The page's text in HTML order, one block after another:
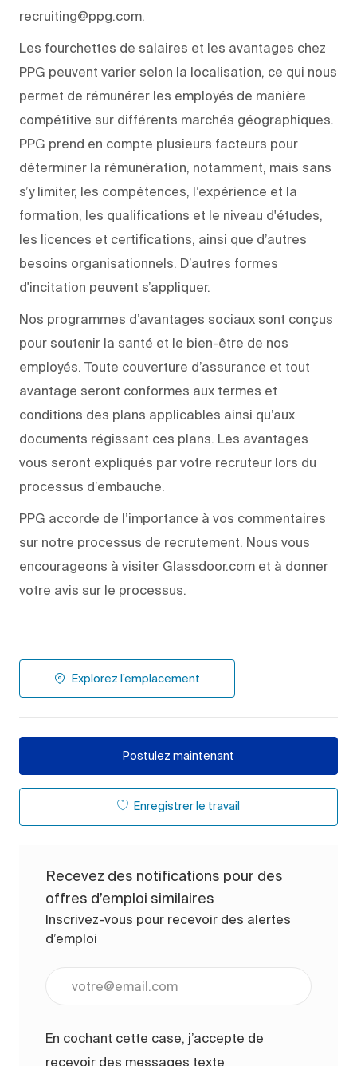
recruiting@ppg.com.
Les fourchettes de salaires et les avantages chez
PPG peuvent varier selon la localisation, ce qui nous
permet de rémunérer les employés de manière
compétitive sur différents marchés géographiques.
PPG prend en compte plusieurs facteurs pour
déterminer la rémunération, notamment, mais sans
s’y limiter, les compétences, l’expérience et la
formation, les qualifications et le niveau d'études,
les licences et certifications, ainsi que d’autres
besoins organisationnels. D’autres formes
d'incitation peuvent s’appliquer.
Nos programmes d’avantages sociaux sont conçus
pour soutenir la santé et le bien-être de nos
employés. Toute couverture d’assurance et tout
avantage seront conformes aux termes et
conditions des plans applicables ainsi qu’aux
documents régissant ces plans. Les avantages
vous seront expliqués par votre recruteur lors du
processus d’embauche.
PPG accorde de l’importance à vos commentaires
sur notre processus de recrutement. Nous vous
encourageons à visiter Glassdoor.com et à donner
votre avis sur le processus.
Explorez l’emplacement
Postulez maintenant
Enregistrer le travail
Recevez des notifications pour des
offres d’emploi similaires
Inscrivez-vous pour recevoir des alertes
d’emploi
En cochant cette case, j’accepte de
recevoir des messages texte